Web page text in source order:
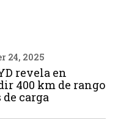
24, 2025
revela en
400 km de rango
carga